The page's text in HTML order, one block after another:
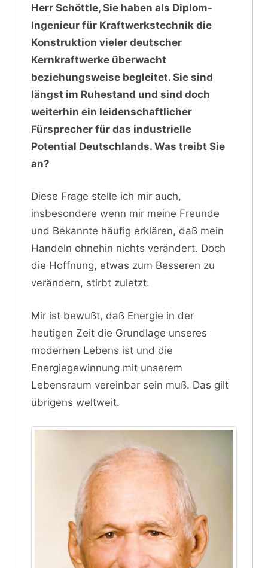
Herr Schöttle, Sie haben als Diplom-
Ingenieur für Kraftwerkstechnik die
Konstruktion vieler deutscher
Kernkraftwerke überwacht
beziehungsweise begleitet. Sie sind
längst im Ruhestand und sind doch
weiterhin ein leidenschaftlicher
Fürsprecher für das industrielle
Potential Deutschlands. Was treibt Sie
an?
Diese Frage stelle ich mir auch,
insbesondere wenn mir meine Freunde
und Bekannte häufig erklären, daß mein
Handeln ohnehin nichts verändert. Doch
die Hoffnung, etwas zum Besseren zu
verändern, stirbt zuletzt.
Mir ist bewußt, daß Energie in der
heutigen Zeit die Grundlage unseres
modernen Lebens ist und die
Energiegewinnung mit unserem
Lebensraum vereinbar sein muß. Das gilt
übrigens weltweit.